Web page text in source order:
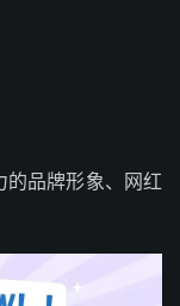
的品牌形象、网红